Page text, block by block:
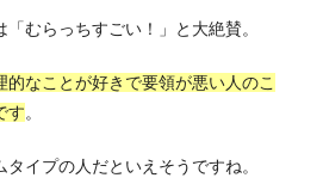
むらっちすごい！」と大絶賛。
的なことが好きで要領が悪い人のこ
す。
イプの人だといえそうですね。